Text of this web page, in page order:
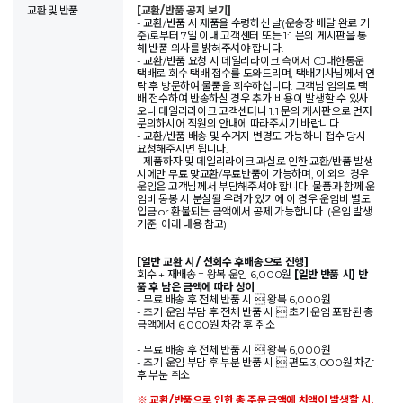
교환 및 반품
[교환/반품 공지 보기]
- 교환/반품 시 제품을 수령하신 날(운송장 배달 완료 기
준)로부터 7일 이내 고객센터 또는 1:1 문의 게시판을 통
해 반품 의사를 밝혀주셔야 합니다.
- 교환/반품 요청 시 데일리라이크 측에서 CJ대한통운
택배로 회수 택배 접수를 도와드리며, 택배기사님께서 연
락 후 방문하여 물품을 회수하십니다. 고객님 임의로 택
배 접수하여 반송하실 경우 추가 비용이 발생할 수 있사
오니 데일리라이크 고객센터나 1:1 문의 게시판으로 먼저
문의하시어 직원의 안내에 따라주시기 바랍니다.
- 교환/반품 배송 및 수거지 변경도 가능하니 접수 당시
요청해주시면 됩니다.
- 제품하자 및 데일리라이크 과실로 인한 교환/반품 발생
시에만 무료 맞교환/무료반품이 가능하며, 이 외의 경우
운임은 고객님께서 부담해주셔야 합니다. 물품과 함께 운
임비 동봉 시 분실될 우려가 있기에 이 경우 운임비 별도
입금 or 환불되는 금액에서 공제 가능합니다. (운임 발생
기준, 아래 내용 참고)
[일반 교환 시 / 선회수 후배송으로 진행]
회수 + 재배송 = 왕복 운임 6,000원 [일반 반품 시] 반
품 후 남은 금액에 따라 상이
- 무료 배송 후 전체 반품 시  왕복 6,000원
- 초기 운임 부담 후 전체 반품 시  초기 운임 포함된 총
금액에서 6,000원 차감 후 취소
- 무료 배송 후 전체 반품 시  왕복 6,000원
- 초기 운임 부담 후 부분 반품 시  편도 3,000원 차감
후 부분 취소
※ 교환/반품으로 인한 총 주문금액에 차액이 발생할 시,